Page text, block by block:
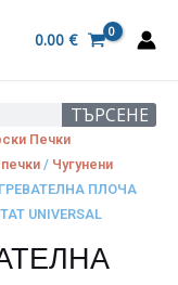
0.00 €
ТЪРСЕНЕ
Печки
/ Чугунени
ПЛОЧА
UNIVERSAL